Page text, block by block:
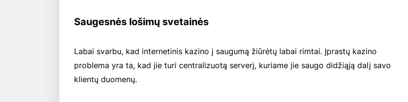
Saugesnės lošimų svetainės
Labai svarbu, kad internetinis kazino į saugumą žiūrėtų labai rimtai. Įprastų kazino
problema yra ta, kad jie turi centralizuotą serverį, kuriame jie saugo didžiąją dalį savo
klientų duomenų.